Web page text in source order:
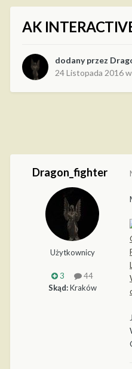
AK
dodany przez
24 Listopada 2016w
Dragon_fighter
Użytkownicy
3
44
Skąd:Kraków